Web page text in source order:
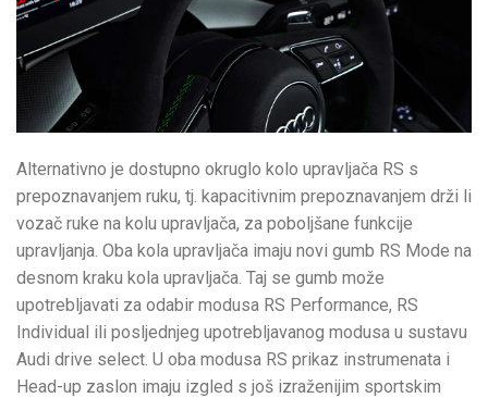
Alternativno je dostupno okruglo kolo upravljača RS s
prepoznavanjem ruku, tj. kapacitivnim prepoznavanjem drži li
vozač ruke na kolu upravljača, za poboljšane funkcije
upravljanja. Oba kola upravljača imaju novi gumb RS Mode na
desnom kraku kola upravljača. Taj se gumb može
upotrebljavati za odabir modusa RS Performance, RS
Individual ili posljednjeg upotrebljavanog modusa u sustavu
Audi drive select. U oba modusa RS prikaz instrumenata i
Head-up zaslon imaju izgled s još izraženijim sportskim